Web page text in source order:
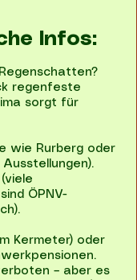
Infos:
regenfeste
sorgt für
wie Rurberg oder
Ausstellungen).
ÖPNV-
Kermeter) oder
– aber es